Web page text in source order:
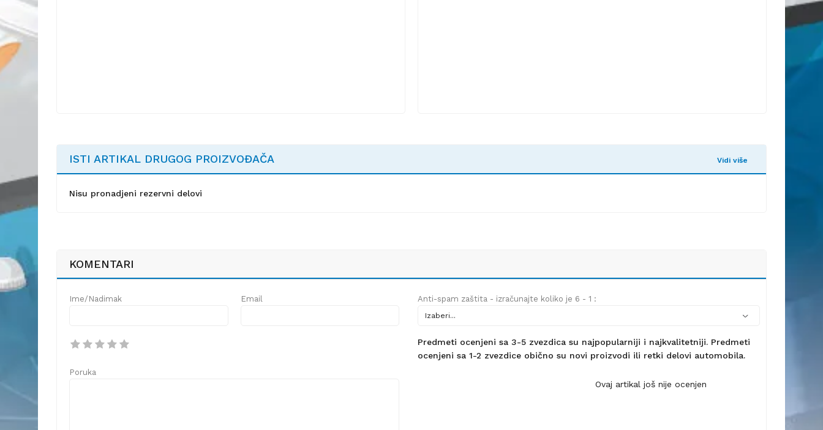
ISTI ARTIKAL DRUGOG PROIZVOĐAČA Vidi više
Nisu pronadjeni rezervni delovi
KOMENTARI
Ime/Nadimak Email
Poruka
Anti-spam zaštita - izračunajte koliko je 6 - 1 :
Predmeti ocenjeni sa 3-5 zvezdica su najpopularniji i najkvalitetniji. Predmeti
ocenjeni sa 1-2 zvezdice obično su novi proizvodi ili retki delovi automobila.
Ovaj artikal još nije ocenjen